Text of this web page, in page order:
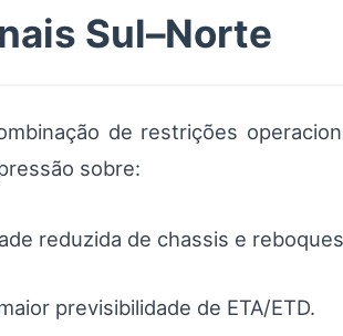
Sul–Norte
de restrições
sobre:
reduzida de chassis e
previsibilidade de ETA/ETD.